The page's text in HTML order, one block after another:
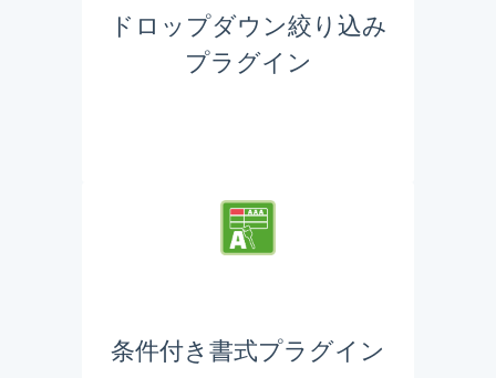
ドロップダウン絞り込み
プラグイン
条件付き書式プラグイン